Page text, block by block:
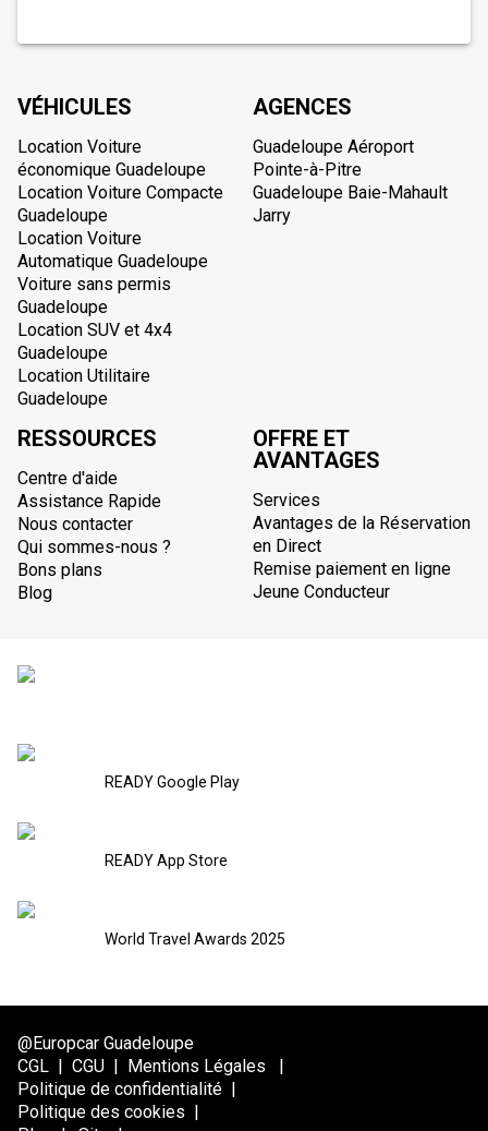
VÉHICULES
Location Voiture
économique Guadeloupe
Location Voiture Compacte
Guadeloupe
Location Voiture
Automatique Guadeloupe
Voiture sans permis
Guadeloupe
Location SUV et 4x4
Guadeloupe
Location Utilitaire
Guadeloupe
AGENCES
Guadeloupe Aéroport
Pointe-à-Pitre
Guadeloupe Baie-Mahault
Jarry
RESSOURCES
Centre d'aide
Assistance Rapide
Nous contacter
Qui sommes-nous ?
Bons plans
Blog
OFFRE ET
AVANTAGES
Services
Avantages de la Réservation
en Direct
Remise paiement en ligne
Jeune Conducteur
READY Google Play
READY App Store
World Travel Awards 2025
@Europcar Guadeloupe
CGL | CGU | Mentions Légales
|
Politique de confidentialité |
Politique des cookies |